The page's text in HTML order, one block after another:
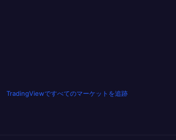
TradingViewですべてのマーケットを追跡